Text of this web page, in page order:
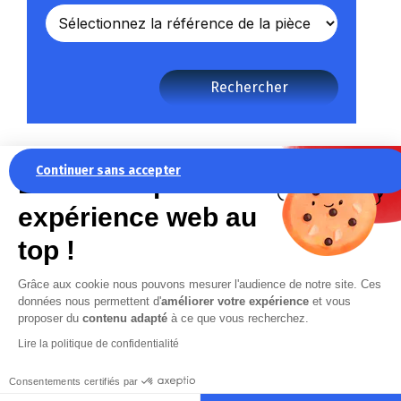
Continuer sans accepter
La recette pour une
expérience web au
top !
Grâce aux cookie nous pouvons mesurer l'audience de notre site. Ces
données nous permettent d'améliorer votre expérience et vous
proposer du contenu adapté à ce que vous recherchez.
Lire la politique de confidentialité
Consentements certifiés par
Rechercher
NEWSLETTER
Restez informé des actualités